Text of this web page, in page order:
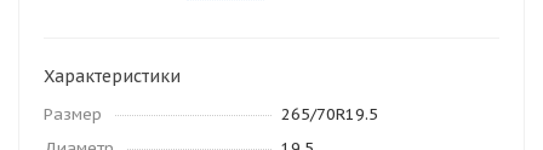
Характеристики
Размер
265/70R19.5